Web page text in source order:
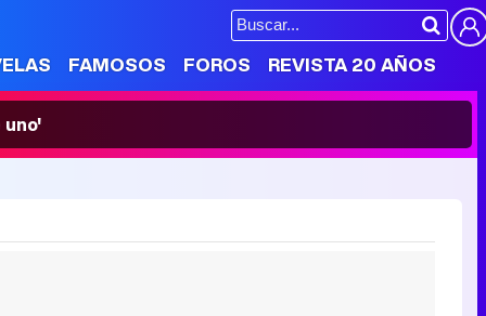
FAMOSOS FOROS REVISTA 20 AÑOS